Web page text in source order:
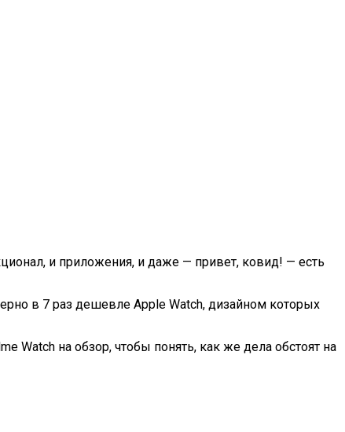
и приложения, и даже — привет, ковид! — есть
в 7 раз дешевле Apple Watch, дизайном которых
Watch на обзор, чтобы понять, как же дела обстоят на